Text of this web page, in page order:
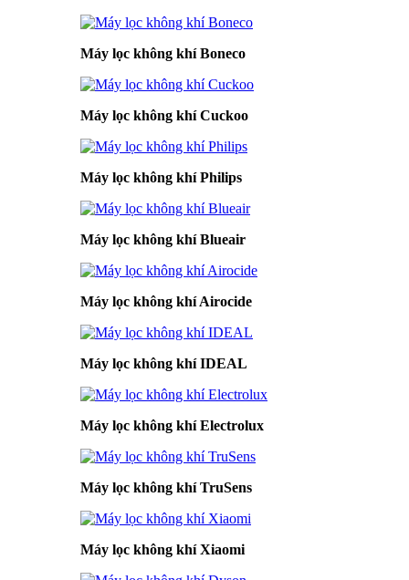
Máy lọc không khí Boneco
Máy lọc không khí Cuckoo
Máy lọc không khí Philips
Máy lọc không khí Blueair
Máy lọc không khí Airocide
Máy lọc không khí IDEAL
Máy lọc không khí Electrolux
Máy lọc không khí TruSens
Máy lọc không khí Xiaomi